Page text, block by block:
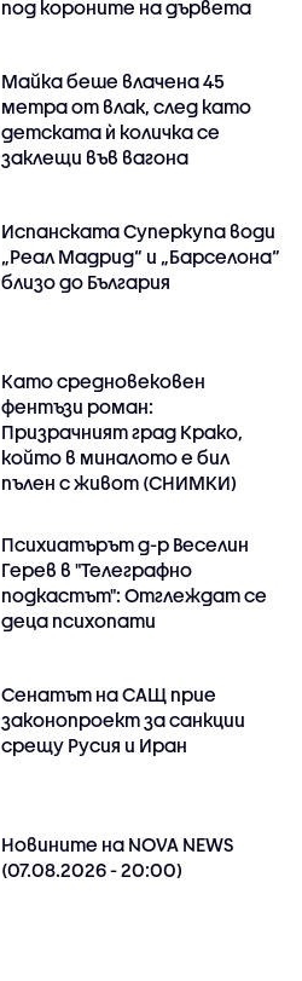
под короните на дървета
Майка беше влачена 45
метра от влак, след като
детската ѝ количка се
заклещи във вагона
Испанската Суперкупа води
„Реал Мадрид“ и „Барселона“
близо до България
Като средновековен
фентъзи роман:
Призрачният град Крако,
който в миналото е бил
пълен с живот (СНИМКИ)
Психиатърът д-р Веселин
Герев в "Телеграфно
подкастът": Отглеждат се
деца психопати
Сенатът на САЩ прие
законопроект за санкции
срещу Русия и Иран
Новините на NOVA NEWS
(07.08.2026 - 20:00)